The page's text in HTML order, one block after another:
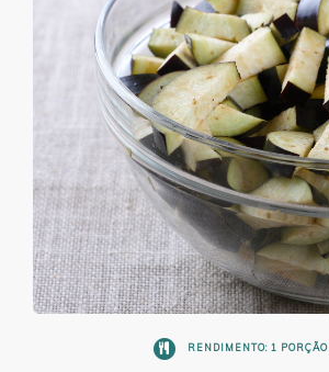
RENDIMENTO: 1 PORÇÃO